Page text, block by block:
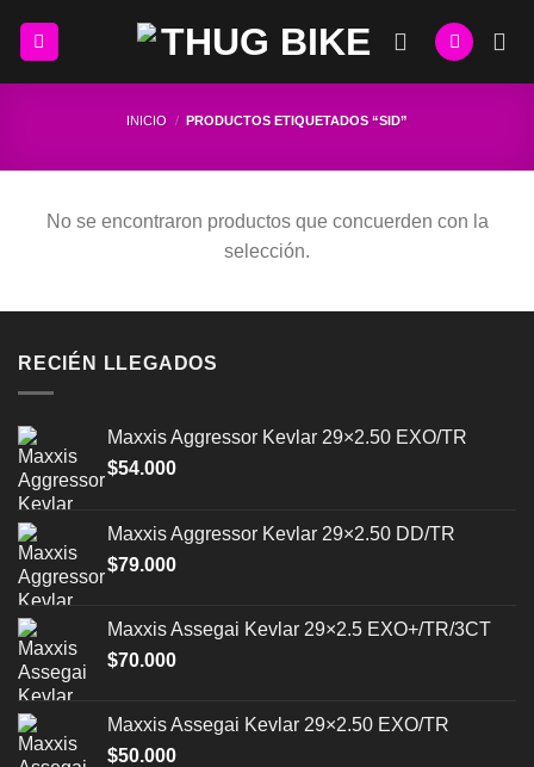
INICIO / PRODUCTOS ETIQUETADOS “SID”
No se encontraron productos que concuerden con la
selección.
RECIÉN LLEGADOS
Maxxis Aggressor Kevlar 29×2.50 EXO/TR
$54.000
Maxxis Aggressor Kevlar 29×2.50 DD/TR
$79.000
Maxxis Assegai Kevlar 29×2.5 EXO+/TR/3CT
$70.000
Maxxis Assegai Kevlar 29×2.50 EXO/TR
$50.000